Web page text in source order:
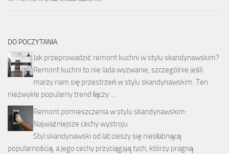
DO POCZYTANIA
Jak przeprowadzić remont kuchni w stylu skandynawskim?
Remont kuchni to nie lada wyzwanie, szczególnie jeśli
marzy nam się przestrzeń w stylu skandynawskim. Ten
niezwykle popularny trend łączy …
Remont pomieszczenia w stylu skandynawskim:
Najważniejsze cechy wystroju
Styl skandynawski od lat cieszy się niesłabnącą
popularnością, a jego cechy przyciągają tych, którzy pragną